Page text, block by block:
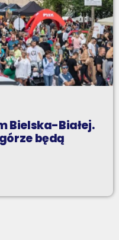
Bielska-Białej.
będą